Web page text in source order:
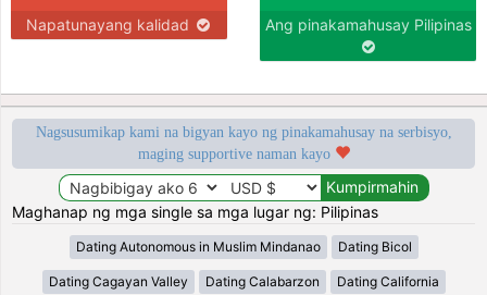
Napatunayang kalidad Ang pinakamahusay Pilipinas
Nagsusumikap kami na bigyan kayo ng pinakamahusay na serbisyo,
maging supportive naman kayo
Maghanap ng mga single sa mga lugar ng: Pilipinas
Dating Autonomous in Muslim Mindanao Dating Bicol
Dating Cagayan Valley Dating Calabarzon Dating California